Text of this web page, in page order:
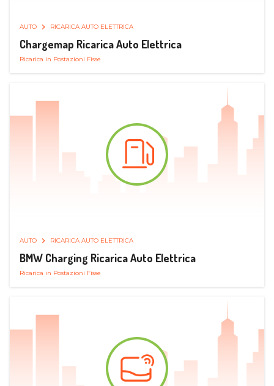
AUTO RICARICA AUTO ELETTRICA
Chargemap Ricarica Auto Elettrica
Ricarica in Postazioni Fisse
AUTO RICARICA AUTO ELETTRICA
BMW Charging Ricarica Auto Elettrica
Ricarica in Postazioni Fisse